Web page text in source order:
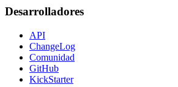
Desarrolladores
API
ChangeLog
Comunidad
GitHub
KickStarter